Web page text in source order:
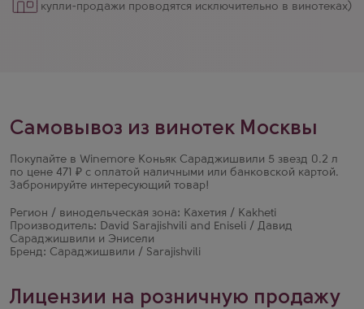
купли-продажи проводятся исключительно в винотеках)
Самовывоз из винотек Москвы
Покупайте в Winemore Коньяк Сараджишвили 5 звезд 0.2 л
по цене 471 ₽ с оплатой наличными или банковской картой.
Забронируйте интересующий товар!
Регион / винодельческая зона: Кахетия / Kakheti
Производитель: David Sarajishvili and Eniseli / Давид
Сараджишвили и Энисели
Бренд: Сараджишвили / Sarajishvili
Лицензии на розничную продажу